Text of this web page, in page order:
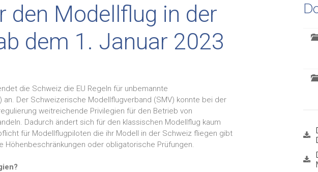
den Modellflug in der
dem 1. Januar 2023
die Schweiz die EU Regeln für unbemannte
an. Der Schweizerische Modellflugverband (SMV) konnte bei der
weitreichende Privilegien für den Betrieb von
Dadurch ändert sich für den klassischen Modellflug kaum
für Modellflugpiloten die ihr Modell in der Schweiz fliegen gibt
Höhenbeschränkungen oder obligatorische Prüfungen.